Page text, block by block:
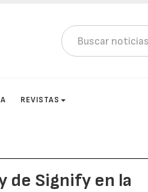
REVISTAS
de Signify en la